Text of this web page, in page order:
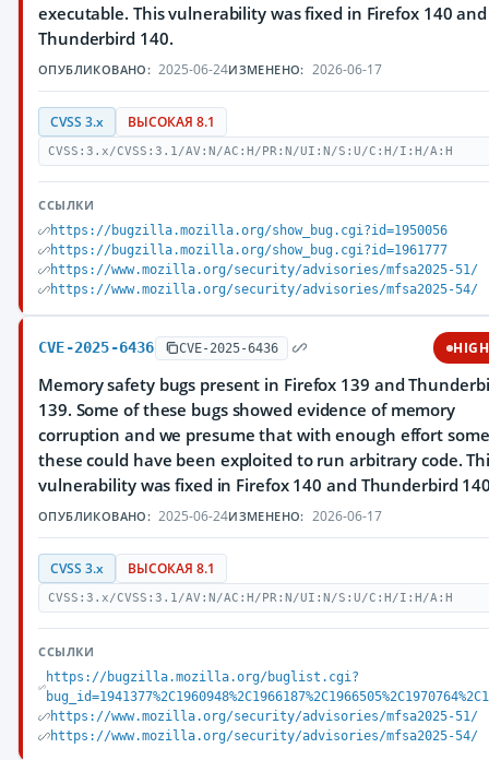
executable. This vulnerability was fixed in Firefox 140 and
Thunderbird 140.
ОПУБЛИКОВАНО: 2025-06-24ИЗМЕНЕНО: 2026-06-17
CVSS 3.x ВЫСОКАЯ 8.1
CVSS:3.x/CVSS:3.1/AV:N/AC:H/PR:N/UI:N/S:U/C:H/I:H/A:H
ССЫЛКИ
https://bugzilla.mozilla.org/show_bug.cgi?id=1950056
https://bugzilla.mozilla.org/show_bug.cgi?id=1961777
https://www.mozilla.org/security/advisories/mfsa2025-51/
https://www.mozilla.org/security/advisories/mfsa2025-54/
CVE-2025-6436 CVE-2025-6436 HIGH
Memory safety bugs present in Firefox 139 and
139. Some of these bugs showed evidence of memory
corruption and we presume that with enough effort
these could have been exploited to run arbitrary code.
vulnerability was fixed in Firefox 140 and Thunderbird
ОПУБЛИКОВАНО: 2025-06-24ИЗМЕНЕНО: 2026-06-17
CVSS 3.x ВЫСОКАЯ 8.1
CVSS:3.x/CVSS:3.1/AV:N/AC:H/PR:N/UI:N/S:U/C:H/I:H/A:H
ССЫЛКИ
https://bugzilla.mozilla.org/buglist.cgi?
https://www.mozilla.org/security/advisories/mfsa2025-51/
https://www.mozilla.org/security/advisories/mfsa2025-54/